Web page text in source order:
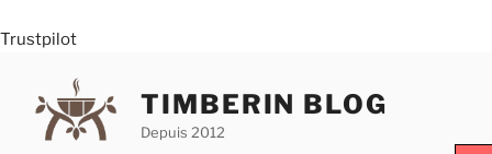
Trustpilot
contenu
principal
TIMBERIN BLOG
Depuis 2012